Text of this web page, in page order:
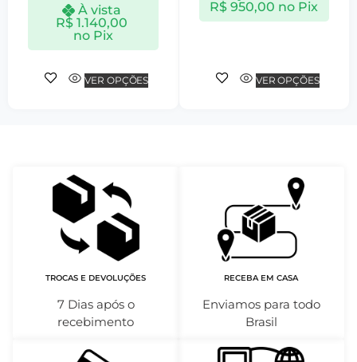
À vista
R$1.140,00
no Pix
VER OPÇÕES
R$ 950,00 no Pix
VER OPÇÕES
TROCAS E DEVOLUÇÕES
7 Dias após o
recebimento
RECEBA EM CASA
Enviamos para todo
Brasil